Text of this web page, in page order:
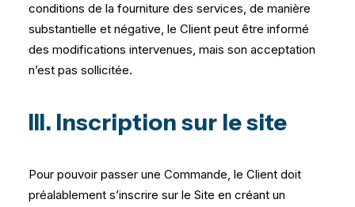
conditions de la fourniture des services, de manière
substantielle et négative, le Client peut être informé
des modifications intervenues, mais son acceptation
n’est pas sollicitée.
III. Inscription sur le site
Pour pouvoir passer une Commande, le Client doit
préalablement s’inscrire sur le Site en créant un